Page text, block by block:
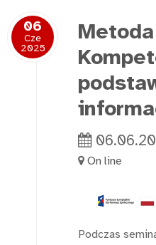
06
Cze
2025
On line
Podczas